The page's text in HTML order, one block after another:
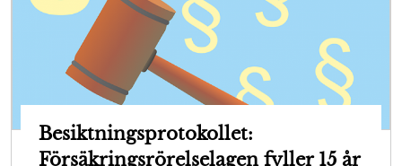
Besiktningsprotokollet:
Försäkringsrörelselagen fyller 15 år